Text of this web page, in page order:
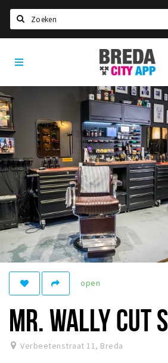
Home
Agenda
Party pics
Nieuws, interviews & blogs
Eten
Drinken
Slapen
Recreatief
Winkels
Winkelgebieden
Bezienswaardigheden
Musea, theaters & podia
Breda
City
App
open
MR. WALLY CUT
Verbeetenstraat 11, Breda